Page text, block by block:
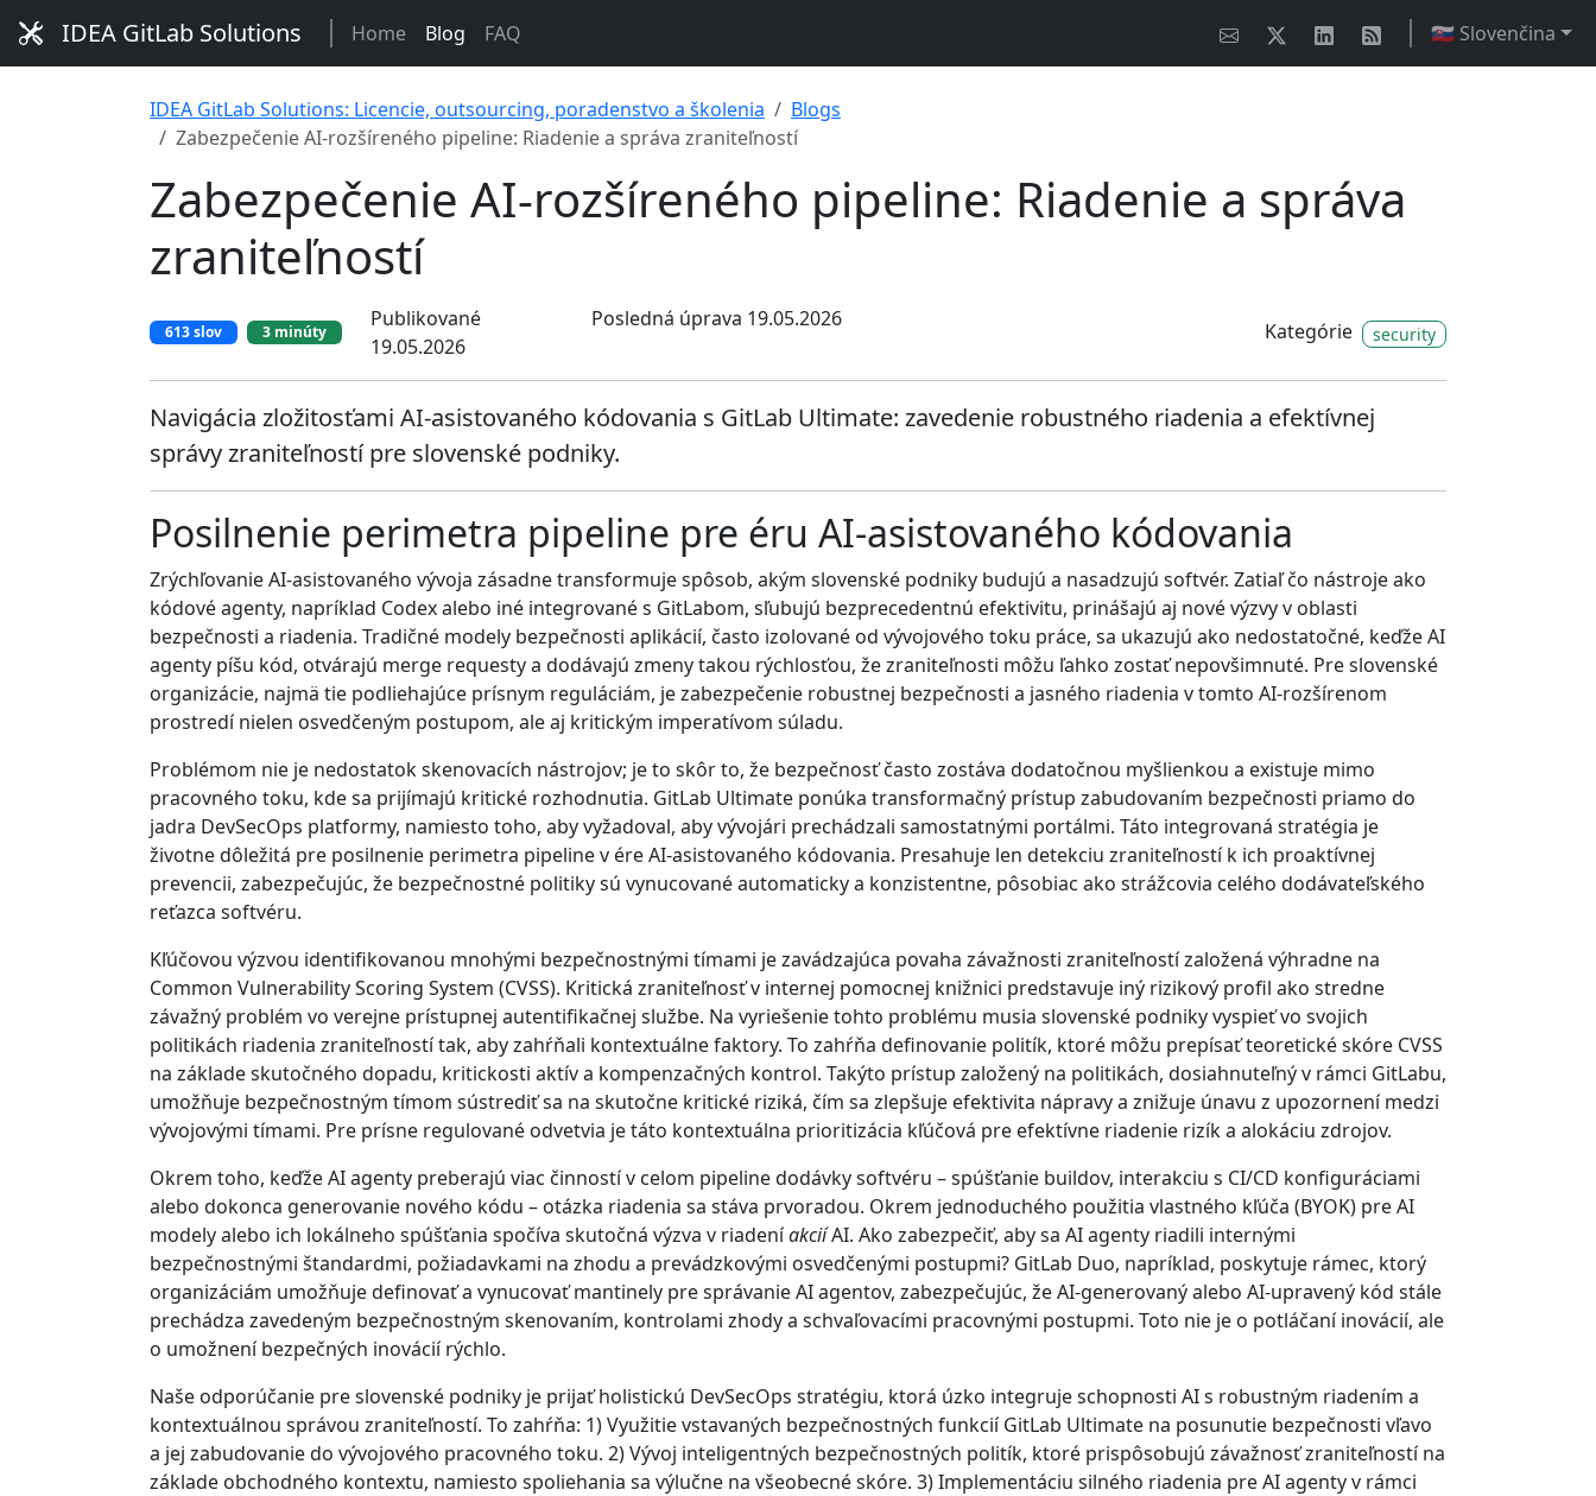
IDEA GitLab Solutions Home Blog FAQ 🇸🇰 Slovenčina
IDEA GitLab Solutions: Licencie, outsourcing, poradenstvo a školenia
Blogs
Zabezpečenie AI-rozšíreného pipeline: Riadenie a správa zraniteľností
Zabezpečenie AI-rozšíreného pipeline: Riadenie a správa
zraniteľností
613 slov 3 minúty
Publikované
19.05.2026
Posledná úprava 19.05.2026
Kategórie security
Navigácia zložitosťami AI-asistovaného kódovania s GitLab Ultimate: zavedenie robustného riadenia a efektívnej
správy zraniteľností pre slovenské podniky.
Posilnenie perimetra pipeline pre éru AI-asistovaného kódovania
Zrýchľovanie AI-asistovaného vývoja zásadne transformuje spôsob, akým slovenské podniky budujú a nasadzujú softvér. Zatiaľ čo nástroje ako
kódové agenty, napríklad Codex alebo iné integrované s GitLabom, sľubujú bezprecedentnú efektivitu, prinášajú aj nové výzvy v oblasti
bezpečnosti a riadenia. Tradičné modely bezpečnosti aplikácií, často izolované od vývojového toku práce, sa ukazujú ako nedostatočné, keďže AI
agenty píšu kód, otvárajú merge requesty a dodávajú zmeny takou rýchlosťou, že zraniteľnosti môžu ľahko zostať nepovšimnuté. Pre slovenské
organizácie, najmä tie podliehajúce prísnym reguláciám, je zabezpečenie robustnej bezpečnosti a jasného riadenia v tomto AI-rozšírenom
prostredí nielen osvedčeným postupom, ale aj kritickým imperatívom súladu.
Problémom nie je nedostatok skenovacích nástrojov; je to skôr to, že bezpečnosť často zostáva dodatočnou myšlienkou a existuje mimo
pracovného toku, kde sa prijímajú kritické rozhodnutia. GitLab Ultimate ponúka transformačný prístup zabudovaním bezpečnosti priamo do
jadra DevSecOps platformy, namiesto toho, aby vyžadoval, aby vývojári prechádzali samostatnými portálmi. Táto integrovaná stratégia je
životne dôležitá pre posilnenie perimetra pipeline v ére AI-asistovaného kódovania. Presahuje len detekciu zraniteľností k ich proaktívnej
prevencii, zabezpečujúc, že bezpečnostné politiky sú vynucované automaticky a konzistentne, pôsobiac ako strážcovia celého dodávateľského
reťazca softvéru.
Kľúčovou výzvou identifikovanou mnohými bezpečnostnými tímami je zavádzajúca povaha závažnosti zraniteľností založená výhradne na
Common Vulnerability Scoring System (CVSS). Kritická zraniteľnosť v internej pomocnej knižnici predstavuje iný rizikový profil ako stredne
závažný problém vo verejne prístupnej autentifikačnej službe. Na vyriešenie tohto problému musia slovenské podniky vyspieť vo svojich
politikách riadenia zraniteľností tak, aby zahŕňali kontextuálne faktory. To zahŕňa definovanie politík, ktoré môžu prepísať teoretické skóre CVSS
na základe skutočného dopadu, kritickosti aktív a kompenzačných kontrol. Takýto prístup založený na politikách, dosiahnuteľný v rámci GitLabu,
umožňuje bezpečnostným tímom sústrediť sa na skutočne kritické riziká, čím sa zlepšuje efektivita nápravy a znižuje únavu z upozornení medzi
vývojovými tímami. Pre prísne regulované odvetvia je táto kontextuálna prioritizácia kľúčová pre efektívne riadenie rizík a alokáciu zdrojov.
Okrem toho, keďže AI agenty preberajú viac činností v celom pipeline dodávky softvéru – spúšťanie buildov, interakciu s CI/CD konfiguráciami
alebo dokonca generovanie nového kódu – otázka riadenia sa stáva prvoradou. Okrem jednoduchého použitia vlastného kľúča (BYOK) pre AI
modely alebo ich lokálneho spúšťania spočíva skutočná výzva v riadeníakciíAI. Ako zabezpečiť, aby sa AI agenty riadili internými
bezpečnostnými štandardmi, požiadavkami na zhodu a prevádzkovými osvedčenými postupmi? GitLab Duo, napríklad, poskytuje rámec, ktorý
organizáciám umožňuje definovať a vynucovať mantinely pre správanie AI agentov, zabezpečujúc, že AI-generovaný alebo AI-upravený kód stále
prechádza zavedeným bezpečnostným skenovaním, kontrolami zhody a schvaľovacími pracovnými postupmi. Toto nie je o potláčaní inovácií, ale
o umožnení bezpečných inovácií rýchlo.
Naše odporúčanie pre slovenské podniky je prijať holistickú DevSecOps stratégiu, ktorá úzko integruje schopnosti AI s robustným riadením a
kontextuálnou správou zraniteľností. To zahŕňa: 1) Využitie vstavaných bezpečnostných funkcií GitLab Ultimate na posunutie bezpečnosti vľavo
a jej zabudovanie do vývojového pracovného toku. 2) Vývoj inteligentných bezpečnostných politík, ktoré prispôsobujú závažnosť zraniteľností na
základe obchodného kontextu, namiesto spoliehania sa výlučne na všeobecné skóre. 3) Implementáciu silného riadenia pre AI agenty v rámci